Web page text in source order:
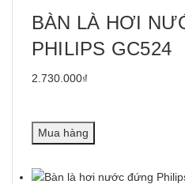
BÀN LÀ HƠI
PHILIPS GC524
2.730.000₫
Mua hàng